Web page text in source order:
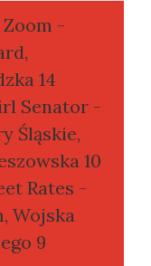
-
14
Senator -
Śląskie,
10
Rates -
Wojska
9